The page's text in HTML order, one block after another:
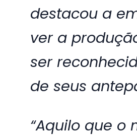
destacou a
ver a
ser
de seus
“Aquilo que o